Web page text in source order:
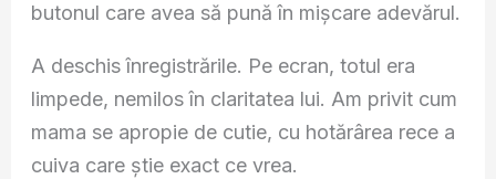
butonul care avea să pună în mișcare adevărul.
A deschis înregistrările. Pe ecran, totul era
limpede, nemilos în claritatea lui. Am privit cum
mama se apropie de cutie, cu hotărârea rece a
cuiva care știe exact ce vrea.